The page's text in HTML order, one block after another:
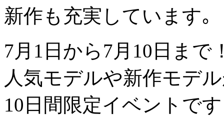
新作も充実しています｡
7月1日から7月10日まで
人気モデルや新作モデ
10日間限定イベントで